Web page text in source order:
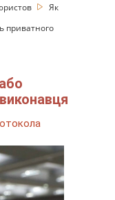
Як
приватного